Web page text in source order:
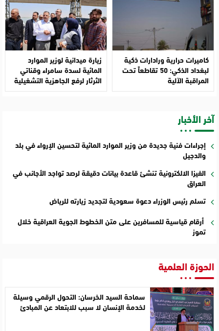
كاميرات حرارية ورادارات ذكية
لبغداد الذكي: 50 تقاطعاً تحت
المراقبة الآلية
زيارة ميدانية لوزير الموارد
المائية لسدة سامراء وقناتي
الثرثار لرفع الجاهزية التشغيلية
آخر الأخبار
إجراءات فنية جديدة من وزير الموارد المائية لتحسين الإرواء في بلد
والدجيل
الفيزا الالكترونية تنشئ قاعدة بيانات دقيقة لرصد تواجد الأجانب في
العراق
تسلم رئيس الوزراء دعوة سعودية لتجديد زيارته للرياض
أرقام قياسية للمسافرين على متن الخطوط الجوية العراقية خلال
تموز
الحوزة العلمية
سماحة السيد الخرسان: التحول الرقمي وسيلة
لخدمة الإنسان لا سبب للابتعاد عن المبادئ